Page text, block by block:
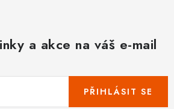
a akce na váš e-mail
PŘIHLÁSIT SE